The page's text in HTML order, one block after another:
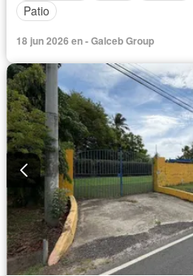
Patio
18 jun 2026 en - Galceb Group